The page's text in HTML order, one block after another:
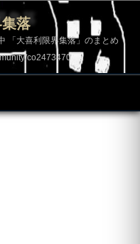
落
「大喜利限界集落」のまとめ
co2473470